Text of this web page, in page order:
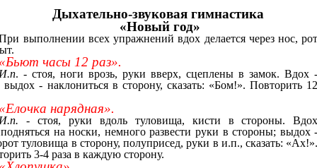
Дыхательно-звуковая гимнастика
«Новый год»
выполнении всех упражнений вдох делается через нос,
часы 12 раз».
. - стоя, ноги врозь, руки вверх, сцеплены в замок. Вдох
выдох - наклониться в сторону, сказать: «Бом!». Повторить
нарядная».
- стоя, руки вдоль туловища, кисти в стороны.
на носки, немного развести руки в стороны; выдох
туловища в сторону, полуприсед, руки в и.п., сказать:
3-4 раза в каждую сторону.